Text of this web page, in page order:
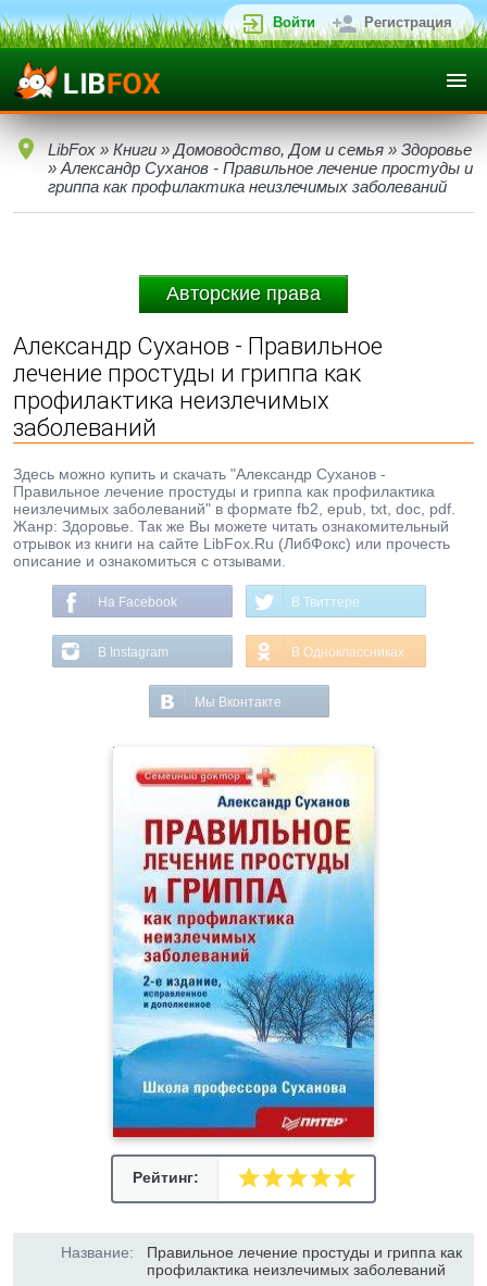
Войти Регистрация
LibFox » Книги » Домоводство, Дом и семья » Здоровье
» Александр Суханов - Правильное лечение простуды и
гриппа как профилактика неизлечимых заболеваний
Авторские права
Александр Суханов - Правильное
лечение простуды и гриппа как
профилактика неизлечимых
заболеваний
Здесь можно купить и скачать "Александр Суханов -
Правильное лечение простуды и гриппа как профилактика
неизлечимых заболеваний" в формате fb2, epub, txt, doc, pdf.
Жанр: Здоровье. Так же Вы можете читать ознакомительный
отрывок из книги на сайте LibFox.Ru (ЛибФокс) или прочесть
описание и ознакомиться с отзывами.
На Facebook В Твиттере
В Instagram В Одноклассниках
Мы Вконтакте
Рейтинг:
Название:
Правильное лечение простуды и гриппа как
профилактика неизлечимых заболеваний